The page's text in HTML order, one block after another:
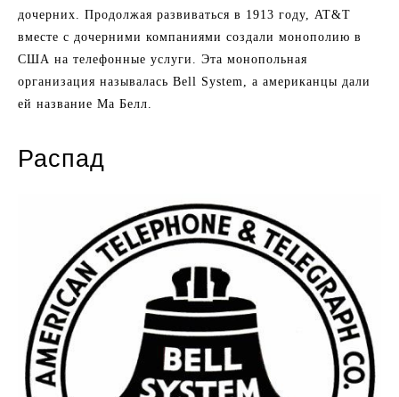
дочерних. Продолжая развиваться в 1913 году, AT&T
вместе с дочерними компаниями создали монополию в
США на телефонные услуги. Эта монопольная
организация называлась Bell System, а американцы дали
ей название Ма Белл.
Распад